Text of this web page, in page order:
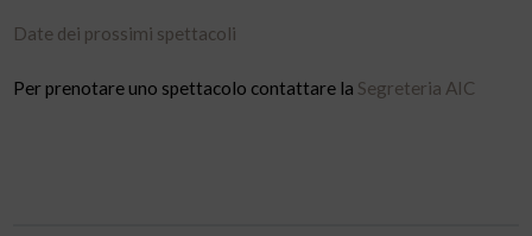
Date dei prossimi spettacoli
Per prenotare uno spettacolo contattare la Segreteria AIC